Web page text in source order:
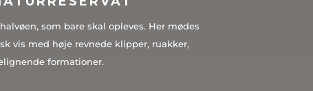
som bare skal opleves. Her mødes
vis med høje revnede klipper, ruakker,
formationer.